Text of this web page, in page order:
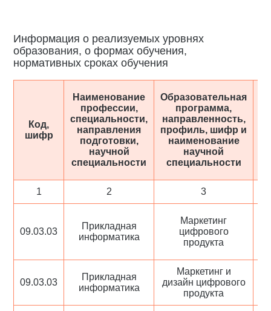
Информация о реализуемых уровнях
образования, о формах обучения,
нормативных сроках обучения
Код,
шифр
Наименование
профессии,
специальности,
направления
подготовки,
научной
специальности
Образовательная
программа,
направленность,
профиль, шифр и
наименование
научной
специальности
1 2 3
09.03.03
Прикладная
информатика
Маркетинг
цифрового
продукта
09.03.03
Прикладная
информатика
Маркетинг и
дизайн цифрового
продукта